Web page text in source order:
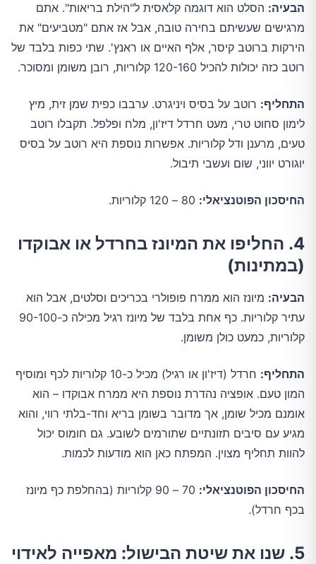
הבעיה: הסלט הוא דוגמה קלאסית ל"הילת בריאות". אתם
מרגישים שעשיתם בחירה טובה, אבל אז אתם "מטביעים" את
הירקות ברוטב קיסר, אלף האיים או ראנץ'. שתי כפות בלבד של
רוטב כזה יכולות להכיל 120-160 קלוריות, רובן משומן ומסוכר.
התחליף: רוטב על בסיס ויניגרט. ערבבו כפית שמן זית, מיץ
לימון סחוט טרי, מעט חרדל דיז'ון, מלח ופלפל. תקבלו רוטב
טעים, מרענן ודל קלוריות. אפשרות נוספת היא רוטב על בסיס
יוגורט יווני, שום ועשבי תיבול.
החיסכון הפוטנציאלי:
4. החליפו את המיונז בחרדל או אבוקדו
(במתינות)
הבעיה: מיונז הוא ממרח פופולרי בכריכים וסלטים, אבל הוא
עתיר קלוריות. כף אחת בלבד של מיונז רגיל מכילה כ-90-100
קלוריות, כמעט כולן משומן.
התחליף:
חרדל (דיז'ון או רגיל) מכיל כ-10 קלוריות לכף ומוסיף
המון טעם. אופציה נהדרת נוספת היא ממרח אבוקדו – הוא
אומנם מכיל שומן, אך מדובר בשומן בריא וחד-בלתי רווי, והוא
מגיע עם סיבים תזונתיים שתורמים לשובע. גם חומוס יכול
להוות תחליף מצוין. המפתח כאן הוא מודעות לכמות.
החיסכון הפוטנציאלי:
70 – 90 קלוריות (בהחלפת כף מיונז
בכף חרדל).
5. שנו את שיטת הבישול: מאפייה לאידוי